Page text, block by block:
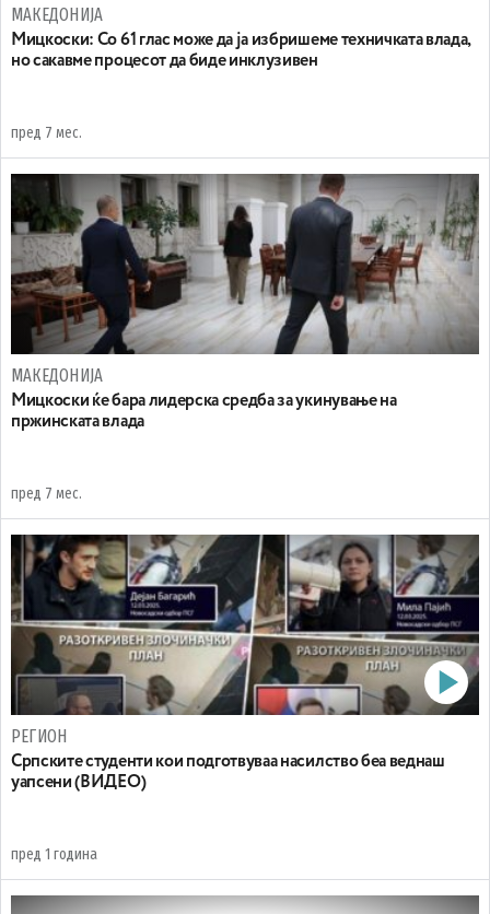
МАКЕДОНИЈА
Мицкоски: Со 61 глас може да ја избришеме техничката влада,
но сакавме процесот да биде инклузивен
пред 7 мес.
МАКЕДОНИЈА
Mицкоски ќе бара лидерска средба за укинување на
пржинската влада
пред 7 мес.
РЕГИОН
Српските студенти кои подготвуваа насилство беа веднаш
уапсени (ВИДЕО)
пред 1 година